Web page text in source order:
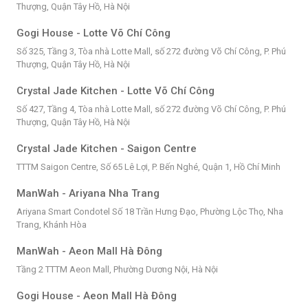
Thượng, Quận Tây Hồ, Hà Nội
Gogi House - Lotte Võ Chí Công
Số 325, Tầng 3, Tòa nhà Lotte Mall, số 272 đường Võ Chí Công, P. Phú
Thượng, Quận Tây Hồ, Hà Nội
Crystal Jade Kitchen - Lotte Võ Chí Công
Số 427, Tầng 4, Tòa nhà Lotte Mall, số 272 đường Võ Chí Công, P. Phú
Thượng, Quận Tây Hồ, Hà Nội
Crystal Jade Kitchen - Saigon Centre
TTTM Saigon Centre, Số 65 Lê Lợi, P. Bến Nghé, Quận 1, Hồ Chí Minh
ManWah - Ariyana Nha Trang
Ariyana Smart Condotel Số 18 Trần Hưng Đạo, Phường Lộc Thọ, Nha
Trang, Khánh Hòa
ManWah - Aeon Mall Hà Đông
Tầng 2 TTTM Aeon Mall, Phường Dương Nội, Hà Nội
Gogi House - Aeon Mall Hà Đông